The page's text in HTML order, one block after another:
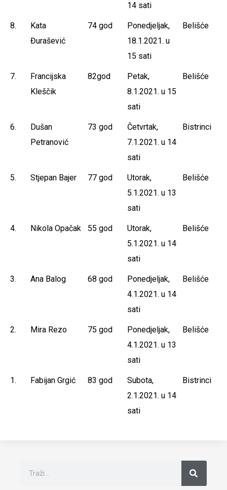
14 sati
8.
Kata
Đurašević
74 god
Ponedjeljak,
18.1.2021. u
15 sati
Belišće
7.
Francijska
Kleščik
82god
Petak,
8.1.2021. u 15
sati
Belišće
6.
Dušan
Petranović
73 god
Četvrtak,
7.1.2021. u 14
sati
Bistrinci
5. Stjepan Bajer 77 god
Utorak,
5.1.2021. u 13
sati
Belišće
4. Nikola Opačak 55 god
Utorak,
5.1.2021. u 14
sati
Belišće
3. Ana Balog 68 god
Ponedjeljak,
4.1.2021. u 14
sati
Belišće
2. Mira Rezo 75 god
Ponedjeljak,
4.1.2021. u 13
sati
Belišće
1. Fabijan Grgić 83 god
Subota,
2.1.2021. u 14
sati
Bistrinci